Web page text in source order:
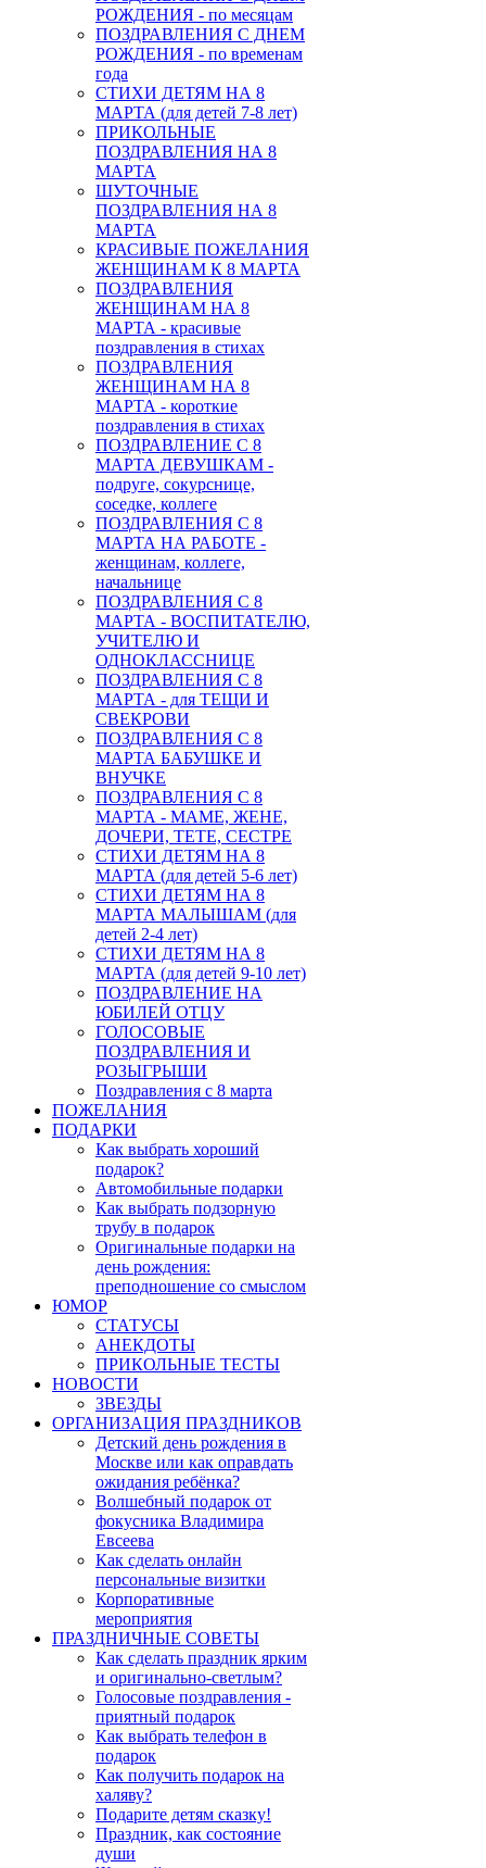
РОЖДЕНИЯ - по месяцам
ПОЗДРАВЛЕНИЯ С ДНЕМ
РОЖДЕНИЯ - по временам
года
СТИХИ ДЕТЯМ НА 8
МАРТА (для детей 7-8 лет)
ПРИКОЛЬНЫЕ
ПОЗДРАВЛЕНИЯ НА 8
МАРТА
ШУТОЧНЫЕ
ПОЗДРАВЛЕНИЯ НА 8
МАРТА
КРАСИВЫЕ ПОЖЕЛАНИЯ
ЖЕНЩИНАМ К 8 МАРТА
ПОЗДРАВЛЕНИЯ
ЖЕНЩИНАМ НА 8
МАРТА - красивые
поздравления в стихах
ПОЗДРАВЛЕНИЯ
ЖЕНЩИНАМ НА 8
МАРТА - короткие
поздравления в стихах
ПОЗДРАВЛЕНИЕ С 8
МАРТА ДЕВУШКАМ -
подруге, сокурснице,
соседке, коллеге
ПОЗДРАВЛЕНИЯ С 8
МАРТА НА РАБОТЕ -
женщинам, коллеге,
начальнице
ПОЗДРАВЛЕНИЯ С 8
МАРТА - ВОСПИТАТЕЛЮ,
УЧИТЕЛЮ И
ОДНОКЛАССНИЦЕ
ПОЗДРАВЛЕНИЯ С 8
МАРТА - для ТЕЩИ И
СВЕКРОВИ
ПОЗДРАВЛЕНИЯ С 8
МАРТА БАБУШКЕ И
ВНУЧКЕ
ПОЗДРАВЛЕНИЯ С 8
МАРТА - МАМЕ, ЖЕНЕ,
ДОЧЕРИ, ТЕТЕ, СЕСТРЕ
СТИХИ ДЕТЯМ НА 8
МАРТА (для детей 5-6 лет)
СТИХИ ДЕТЯМ НА 8
МАРТА МАЛЫШАМ (для
детей 2-4 лет)
СТИХИ ДЕТЯМ НА 8
МАРТА (для детей 9-10 лет)
ПОЗДРАВЛЕНИЕ НА
ЮБИЛЕЙ ОТЦУ
ГОЛОСОВЫЕ
ПОЗДРАВЛЕНИЯ И
РОЗЫГРЫШИ
Поздравления с 8 марта
ПОЖЕЛАНИЯ
ПОДАРКИ
Как выбрать хороший
подарок?
Автомобильные подарки
Как выбрать подзорную
трубу в подарок
Оригинальные подарки на
день рождения:
преподношение со смыслом
ЮМОР
СТАТУСЫ
АНЕКДОТЫ
ПРИКОЛЬНЫЕ ТЕСТЫ
НОВОСТИ
ЗВЕЗДЫ
ОРГАНИЗАЦИЯ ПРАЗДНИКОВ
Детский день рождения в
Москве или как оправдать
ожидания ребёнка?
Волшебный подарок от
фокусника Владимира
Евсеева
Как сделать онлайн
персональные визитки
Корпоративные
мероприятия
ПРАЗДНИЧНЫЕ СОВЕТЫ
Как сделать праздник ярким
и оригинально-светлым?
Голосовые поздравления -
приятный подарок
Как выбрать телефон в
подарок
Как получить подарок на
халяву?
Подарите детям сказку!
Праздник, как состояние
души